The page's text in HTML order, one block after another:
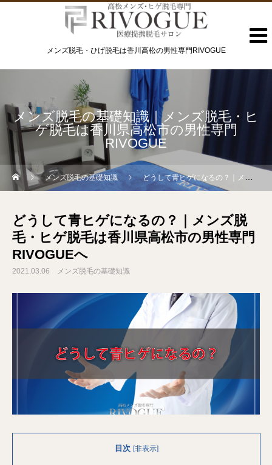
メンズ脱毛・ひげ脱毛は香川高松の男性専門RIVOGUE
メンズ脱毛の基礎知識｜メンズ脱毛・ヒ
ゲ脱毛は香川県高松市の男性専門
RIVOGUE
メンズ脱毛の基礎知識 どうして青ヒゲになるの？｜メンズ脱毛・ヒゲ脱毛は香川県高松市の男性専門RIVOGUEへ
どうして青ヒゲになるの？｜メンズ脱
毛・ヒゲ脱毛は香川県高松市の男性専門
RIVOGUEへ
2021.03.06 メンズ脱毛の基礎知識
目次 [非表示]